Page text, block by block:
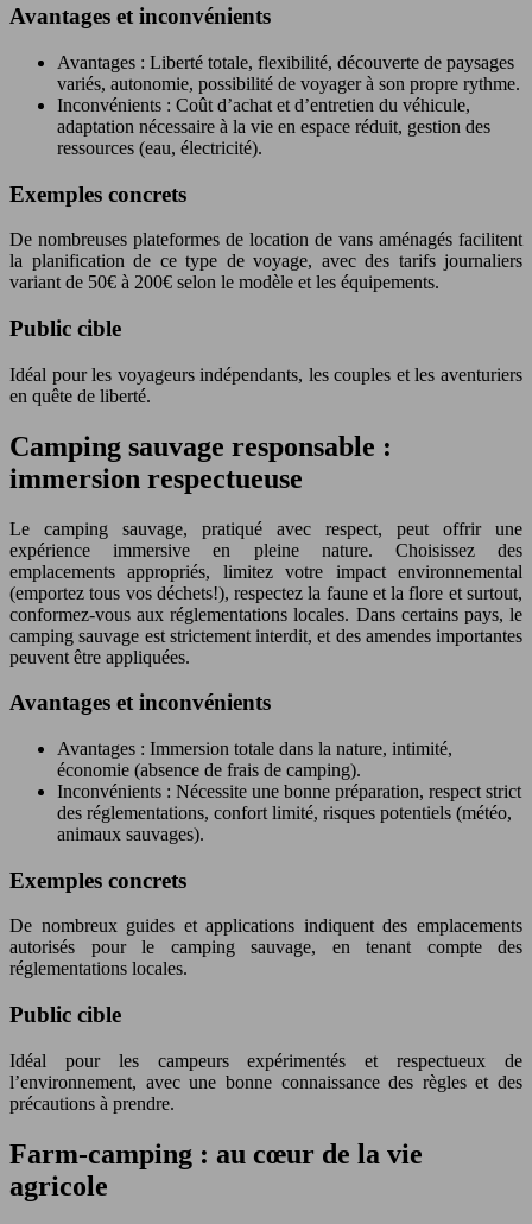
Avantages et inconvénients
Avantages : Liberté totale, flexibilité, découverte de paysages
variés, autonomie, possibilité de voyager à son propre rythme.
Inconvénients : Coût d’achat et d’entretien du véhicule,
adaptation nécessaire à la vie en espace réduit, gestion des
ressources (eau, électricité).
Exemples concrets
De nombreuses plateformes de location de vans aménagés facilitent
la planification de ce type de voyage, avec des tarifs journaliers
variant de 50€ à 200€ selon le modèle et les équipements.
Public cible
Idéal pour les voyageurs indépendants, les couples et les aventuriers
en quête de liberté.
Camping sauvage responsable :
immersion respectueuse
Le camping sauvage, pratiqué avec respect, peut offrir une
expérience immersive en pleine nature. Choisissez des
emplacements appropriés, limitez votre impact environnemental
(emportez tous vos déchets!), respectez la faune et la flore et surtout,
conformez-vous aux réglementations locales. Dans certains pays, le
camping sauvage est strictement interdit, et des amendes importantes
peuvent être appliquées.
Avantages et inconvénients
Avantages : Immersion totale dans la nature, intimité,
économie (absence de frais de camping).
Inconvénients : Nécessite une bonne préparation, respect strict
des réglementations, confort limité, risques potentiels (météo,
animaux sauvages).
Exemples concrets
De nombreux guides et applications indiquent des emplacements
autorisés pour le camping sauvage, en tenant compte des
réglementations locales.
Public cible
Idéal pour les campeurs expérimentés et respectueux de
l’environnement, avec une bonne connaissance des règles et des
précautions à prendre.
Farm-camping : au cœur de la vie
agricole